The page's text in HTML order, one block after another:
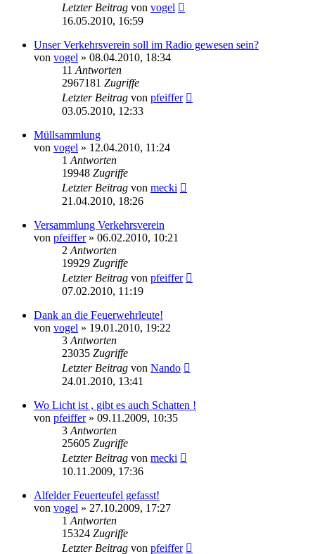
Letzter Beitrag von vogel
16.05.2010, 16:59
Unser Verkehrsverein soll im Radio gewesen sein?
von vogel » 08.04.2010, 18:34
11 Antworten
2967181 Zugriffe
Letzter Beitrag von pfeiffer
03.05.2010, 12:33
Müllsammlung
von vogel » 12.04.2010, 11:24
1 Antworten
19948 Zugriffe
Letzter Beitrag von mecki
21.04.2010, 18:26
Versammlung Verkehrsverein
von pfeiffer» 06.02.2010, 10:21
2 Antworten
19929 Zugriffe
Letzter Beitrag von pfeiffer
07.02.2010, 11:19
Dank an die Feuerwehrleute!
von vogel » 19.01.2010, 19:22
3 Antworten
23035 Zugriffe
Letzter Beitrag von Nando
24.01.2010, 13:41
Wo Licht ist , gibt es auch Schatten !
von pfeiffer» 09.11.2009, 10:35
3 Antworten
25605 Zugriffe
Letzter Beitrag von mecki
10.11.2009, 17:36
Alfelder Feuerteufel gefasst!
von vogel » 27.10.2009, 17:27
1 Antworten
15324 Zugriffe
Letzter Beitrag von pfeiffer